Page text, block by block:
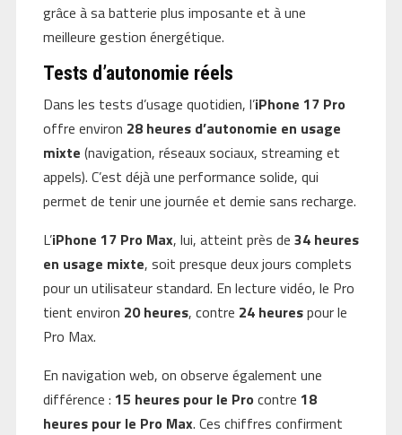
grâce à sa batterie plus imposante et à une
meilleure gestion énergétique.
Tests d’autonomie réels
Dans les tests d’usage quotidien, l’iPhone 17 Pro
offre environ 28 heures d’autonomie en usage
mixte (navigation, réseaux sociaux, streaming et
appels). C’est déjà une performance solide, qui
permet de tenir une journée et demie sans recharge.
L’iPhone 17 Pro Max, lui, atteint près de 34 heures
en usage mixte, soit presque deux jours complets
pour un utilisateur standard. En lecture vidéo, le Pro
tient environ 20 heures, contre 24 heurespour le
Pro Max.
En navigation web, on observe également une
différence : 15 heures pour le Pro contre 18
heures pour le Pro Max. Ces chiffres confirment